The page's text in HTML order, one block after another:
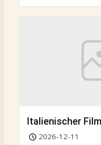
Italienischer
2026-12-11